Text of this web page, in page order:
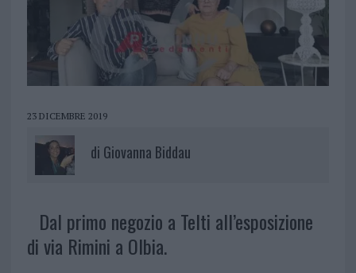
23 DICEMBRE 2019
di Giovanna Biddau
Dal primo negozio a Telti all’esposizione
di via Rimini a Olbia.